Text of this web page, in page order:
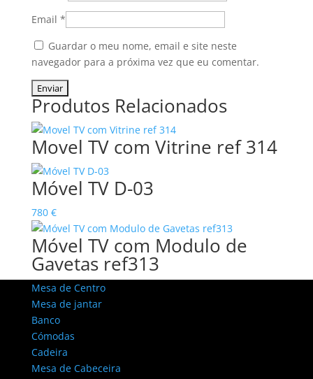
Email *
Guardar o meu nome, email e site neste
navegador para a próxima vez que eu comentar.
Produtos Relacionados
Movel TV com Vitrine ref 314
Móvel TV D-03
780 €
Móvel TV com Modulo de
Gavetas ref313
Mesa de Centro
Mesa de jantar
Banco
Cómodas
Cadeira
Mesa de Cabeceira